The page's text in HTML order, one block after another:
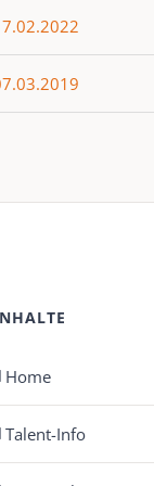
Home
Talent-Info